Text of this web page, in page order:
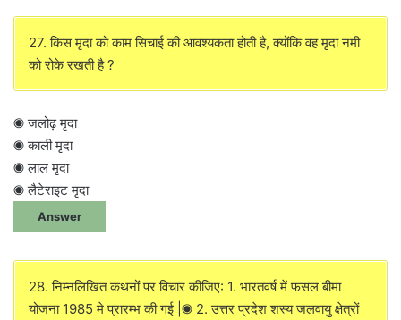
27. किस मृदा को काम सिचाई की आवश्यकता होती है, क्योंकि वह मृदा नमी
को रोके रखती है ?
◉ जलोढ़ मृदा
◉ काली मृदा
◉ लाल मृदा
◉ लैटेराइट मृदा
Answer
28. निम्नलिखित कथनों पर विचार कीजिए: 1. भारतवर्ष में फसल बीमा
योजना 1985 मे प्रारम्भ की गई |◉ 2. उत्तर प्रदेश शस्य जलवायु क्षेत्रों